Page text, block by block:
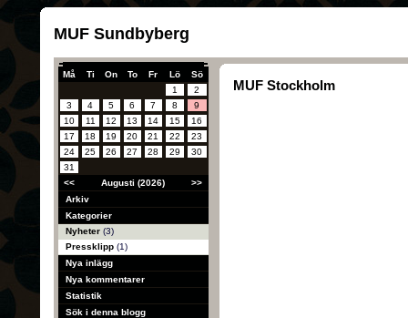
MUF Sundbyberg
Må Ti On To Fr Lö
Sö
1
2
3
4 5 6 7 8
9
10
11 12 13 14 15
16
17
18 19 20 21 22
23
24
25 26 27 28 29
30
31
<<
Augusti (2026)
>>
Arkiv
Kategorier
Nyheter (3)
Pressklipp (1)
Nya inlägg
Nya kommentarer
Statistik
Sök i denna blogg
MUF Stockholm